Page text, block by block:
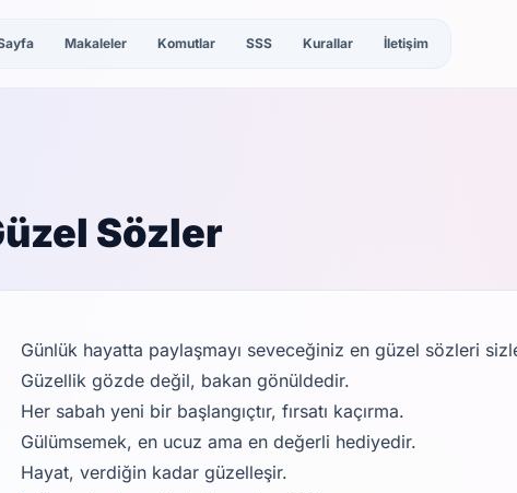
Makaleler Komutlar SSS Kurallar İletişim
Sözler
Günlük hayatta paylaşmayı seveceğiniz en güzel sözleri
Güzellik gözde değil, bakan gönüldedir.
Her sabah yeni bir başlangıçtır, fırsatı kaçırma.
Gülümsemek, en ucuz ama en değerli hediyedir.
Hayat, verdiğin kadar güzelleşir.